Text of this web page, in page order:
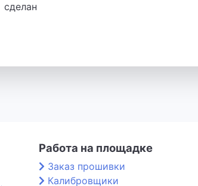
сделан
Работа на площадке
Заказ прошивки
Калибровщики